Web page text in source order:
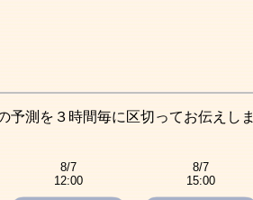
測を３時間毎に区切ってお伝えしま
8/7
12:00
8/7
15:00